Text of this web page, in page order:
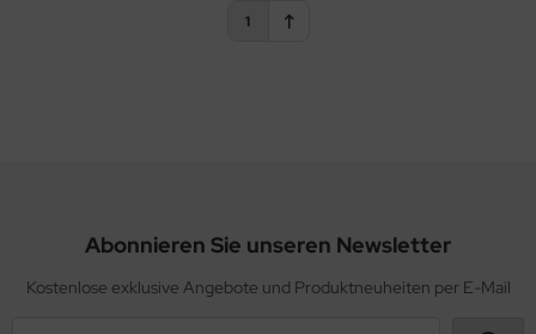
1
Abonnieren Sie unseren Newsletter
Kostenlose exklusive Angebote und Produktneuheiten per E-Mail